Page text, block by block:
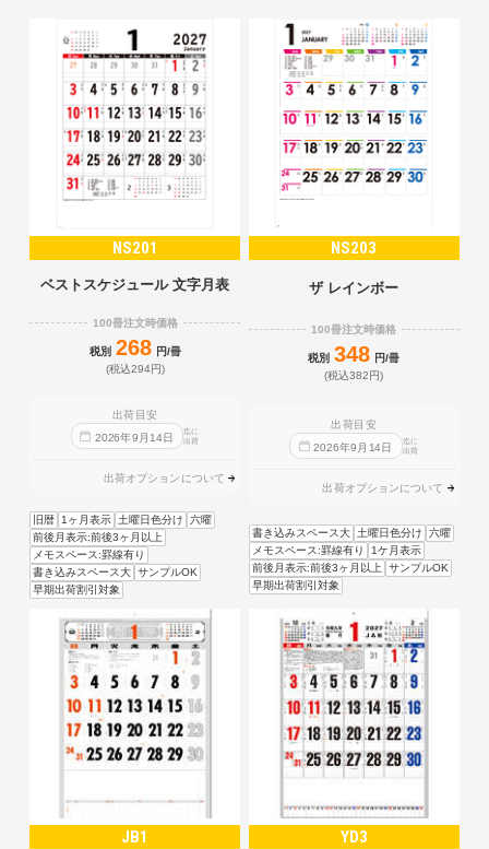
NS201
ベストスケジュール 文字月表
100冊注文時価格
税別 268 円/冊
(税込294円)
出荷目安
2026年9 月 14日
迄に
出荷
出荷オプションについて
旧暦 1ヶ月表示 土曜日色分け
六曜
前後月表示:前後3ヶ月以上
メモスペース:罫線有り
書き込みスペース大 サンプルOK
早期出荷割引対象
NS203
ザ レインボー
100冊注文時価格
税別 348 円/冊
(税込382円)
出荷目安
2026年9 月 14日
迄に
出荷
出荷オプションについて
書き込みスペース大 土曜日色分け
六曜
メモスペース:罫線有り
1ケ月表示
前後月表示:前後3ヶ月以上 サンプルOK
早期出荷割引対象
JB1 YD3